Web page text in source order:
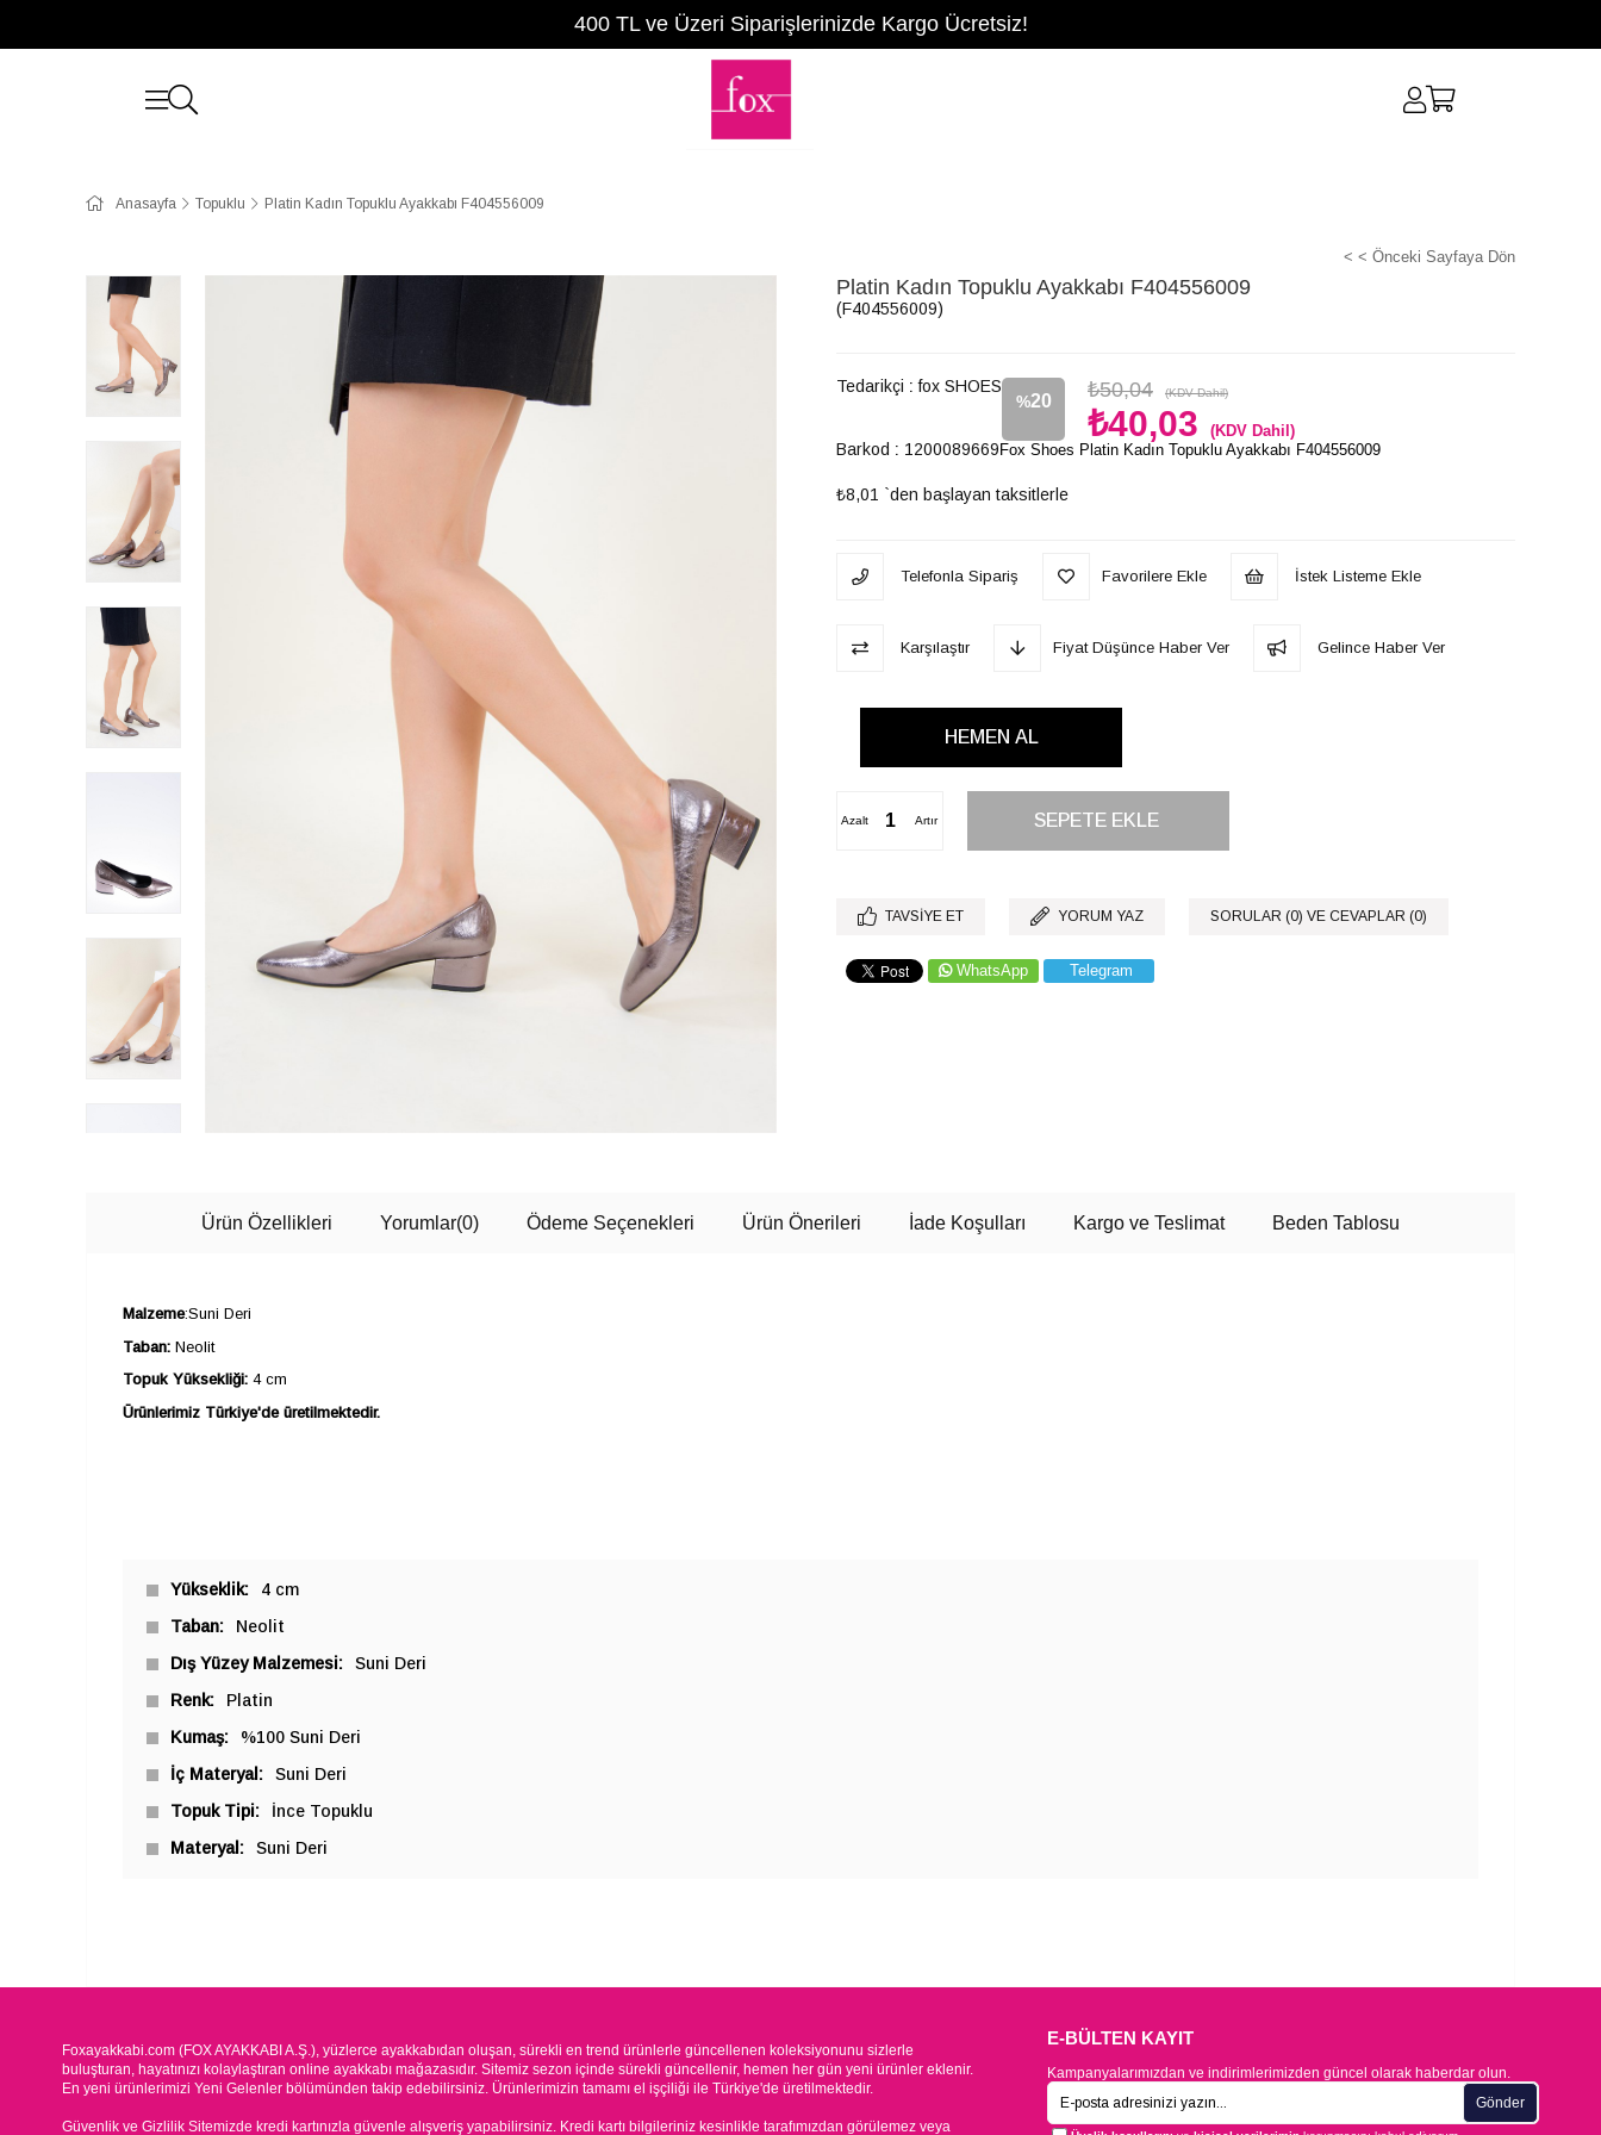
400 TL ve Üzeri Siparişlerinizde Kargo Ücretsiz!
Anasayfa Topuklu Platin Kadın Topuklu Ayakkabı F404556009
< < Önceki Sayfaya Dön
Platin Kadın Topuklu Ayakkabı F404556009
(F404556009)
Tedarikçi : fox SHOES
%20
İndirim
₺50,04 (KDV Dahil)
₺40,03 (KDV Dahil)
Barkod : 1200089669
₺8,01 `den başlayan taksitlerle
Fox Shoes Platin Kadın Topuklu Ayakkabı F404556009
Telefonla Sipariş Favorilere Ekle İstek Listeme Ekle
Karşılaştır Fiyat Düşünce Haber Ver Gelince Haber Ver
Artır
Azalt
TAVSIYE ET YORUM YAZ SORULAR (0) VE CEVAPLAR (0)
WhatsApp Telegram
Ürün Özellikleri Yorumlar(0) Ödeme Seçenekleri Ürün Önerileri İade Koşulları Kargo ve Teslimat Beden Tablosu
Malzeme:Suni Deri
Taban: Neolit
Topuk Yüksekliği: 4 cm
Ürünlerimiz Türkiye'de üretilmektedir.
Yükseklik
4 cm
Taban
Neolit
Dış Yüzey Malzemesi
Suni Deri
Renk
Platin
Kumaş
%100 Suni Deri
İç Materyal
Suni Deri
Topuk Tipi
İnce Topuklu
Materyal
Suni Deri
Foxayakkabi.com (FOX AYAKKABI A.Ş.), yüzlerce ayakkabıdan oluşan, sürekli en trend ürünlerle güncellenen koleksiyonunu sizlerle
buluşturan, hayatınızı kolaylaştıran online ayakkabı mağazasıdır. Sitemiz sezon içinde sürekli güncellenir, hemen her gün yeni ürünler eklenir.
En yeni ürünlerimizi Yeni Gelenler bölümünden takip edebilirsiniz. Ürünlerimizin tamamı el işçiliği ile Türkiye'de üretilmektedir.
Güvenlik ve Gizlilik Sitemizde kredi kartınızla güvenle alışveriş yapabilirsiniz. Kredi kartı bilgileriniz kesinlikle tarafımızdan görülemez veya
E-BÜLTEN KAYIT
Kampanyalarımızdan ve indirimlerimizden güncel olarak haberdar olun.
Gönder